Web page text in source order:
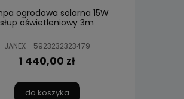
ogrodowa solarna 15W
słup oświetleniowy 3m
JANEX - 5923232323479
1 440,00 zł
do koszyka